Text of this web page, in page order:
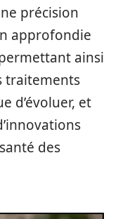
précision
approfondie
ainsi
traitements
d’évoluer, et
des